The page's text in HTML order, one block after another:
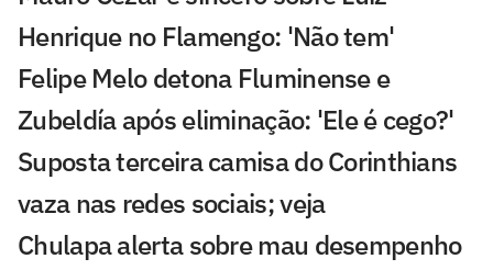
Henrique no Flamengo: 'Não tem'
Felipe Melo detona Fluminense e
Zubeldía após eliminação: 'Ele é cego?'
Suposta terceira camisa do Corinthians
vaza nas redes sociais; veja
Chulapa alerta sobre mau desempenho